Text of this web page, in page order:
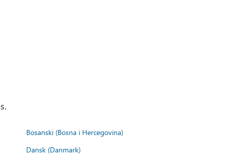
Bosanski (Bosna i Hercegovina)
Dansk (Danmark)